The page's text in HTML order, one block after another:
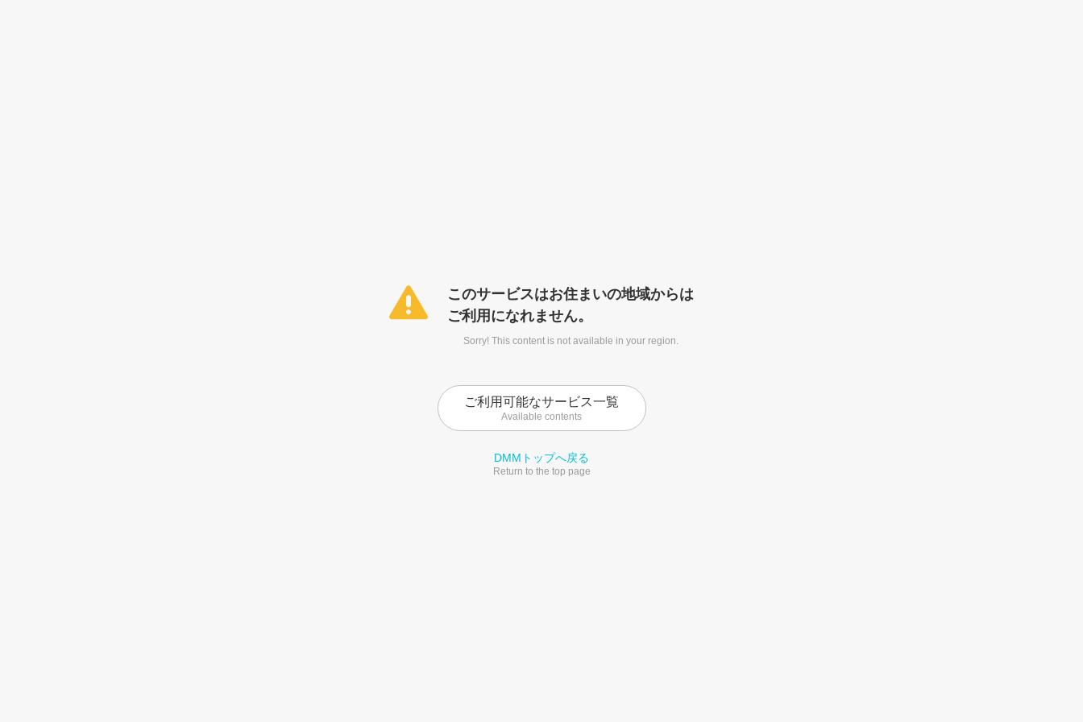
このサービスはお住まいの地域からは
ご利用になれません。
Sorry! This content is not available in your region.
ご利用可能なサービス一覧
Available contents
DMMトップへ戻る
Return to the top page